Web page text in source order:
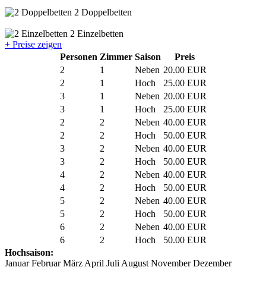
2 Doppelbetten
2 Einzelbetten
+ Preise zeigen
Personen Zimmer Saison
Preis
2
1 Neben 20.00 EUR
2
1 Hoch
25.00 EUR
3
1 Neben 20.00 EUR
3
1 Hoch
25.00 EUR
2
2 Neben 40.00 EUR
2
2 Hoch
50.00 EUR
3
2 Neben 40.00 EUR
3
2 Hoch
50.00 EUR
4
2 Neben 40.00 EUR
4
2 Hoch
50.00 EUR
5
2 Neben 40.00 EUR
5
2 Hoch
50.00 EUR
6
2 Neben 40.00 EUR
6
2 Hoch
50.00 EUR
Hochsaison:
Januar Februar März April Juli August November Dezember